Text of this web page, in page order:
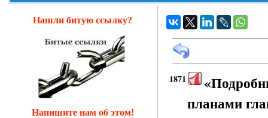
Нашли битую ссылку?
Напишите нам об этом!
1871
планами